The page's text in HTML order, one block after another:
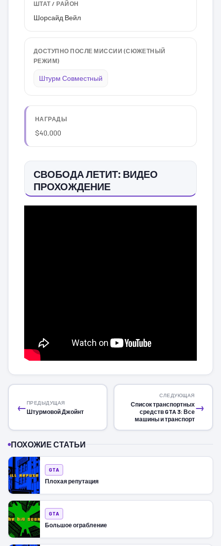
ШТАТ / РАЙОН
Шорсайд Вейл
ДОСТУПНО ПОСЛЕ МИССИИ (СЮЖЕТНЫЙ
РЕЖИМ)
Штурм Совместный
НАГРАДЫ
$40,000
СВОБОДА ЛЕТИТ: ВИДЕО
ПРОХОЖДЕНИЕ
←ПРЕДЫДУЩАЯ
Штурмовой Джойнт →
СЛЕДУЮЩАЯ
Список транспортных
средств GTA 3: Все
машины и транспорт
ПОХОЖИЕ СТАТЬИ
GTA
Плохая репутация
GTA
Большое ограбление